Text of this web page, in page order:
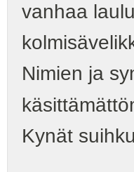
vanhaa
Nimien ja
Kynät